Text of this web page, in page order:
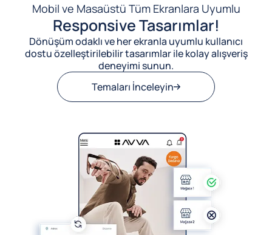
Mobil ve Masaüstü Tüm Ekranlara Uyumlu
Responsive Tasarımlar!
Dönüşüm odaklı ve her ekranla uyumlu kullanıcı
dostu özelleştirilebilir tasarımlar ile kolay alışveriş
deneyimi sunun.
Temaları İnceleyin